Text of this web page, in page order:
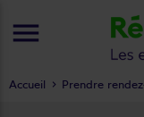
Accueil Prendre
menu